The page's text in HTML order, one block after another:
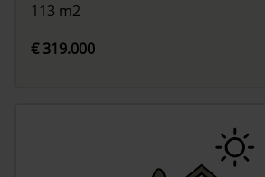
113 m2
€ 319.000